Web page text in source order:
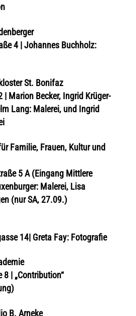
4 | Johannes Buchholz:
St. Bonifaz
| Marion Becker, Ingrid Krüger-
Lang: Malerei, und Ingrid
Familie, Frauen, Kultur und
5 A (Eingang Mittlere
Malerei, Lisa
(nur SA, 27.09.)
14| Greta Fay: Fotografie
| „Contribution“
B. Arneke